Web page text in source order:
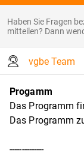
Haben Sie Fragen
mitteilen? Dann
vgbe Team
Progamm
Das Programm
Das Programm
--------------